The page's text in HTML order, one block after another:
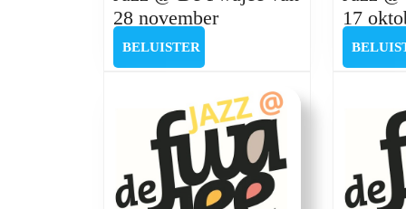
28 novemberJazz
Fwajee
van
28
november
BELUISTER
17